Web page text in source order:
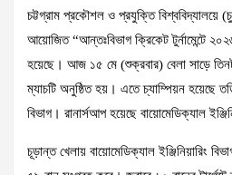
চট্টগ্রাম প্রকৌশল ও প্রযুক্তি বিশ্ববিদ্যালয়ে
আয়োজিত “আন্তঃবিভাগ ক্রিকেট টুর্নামেন্টে
হয়েছে। আজ ১৫ মে (শুক্রবার) বেলা সাড়ে
ম্যাচটি অনুষ্ঠিত হয়। এতে চ্যাম্পিয়ন হয়েছে
বিভাগ। রানার্সআপ হয়েছে বায়োমেডিক্যাল
চূড়ান্ত খেলায় বায়োমেডিক্যাল ইঞ্জিনিয়ারিং